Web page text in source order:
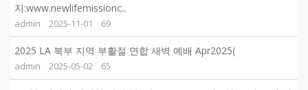
지:www.newlifemissionc..
admin 2025-11-01 69
2025 LA 북부 지역 부활절 연합 새벽 예배 Apr2025(
admin 2025-05-02 65